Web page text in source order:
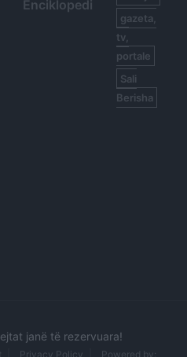
Enciklopedi
gazeta,
tv,
portale
Sali
Berisha
janë të rezervuara!
Privacy Policy Powered by: